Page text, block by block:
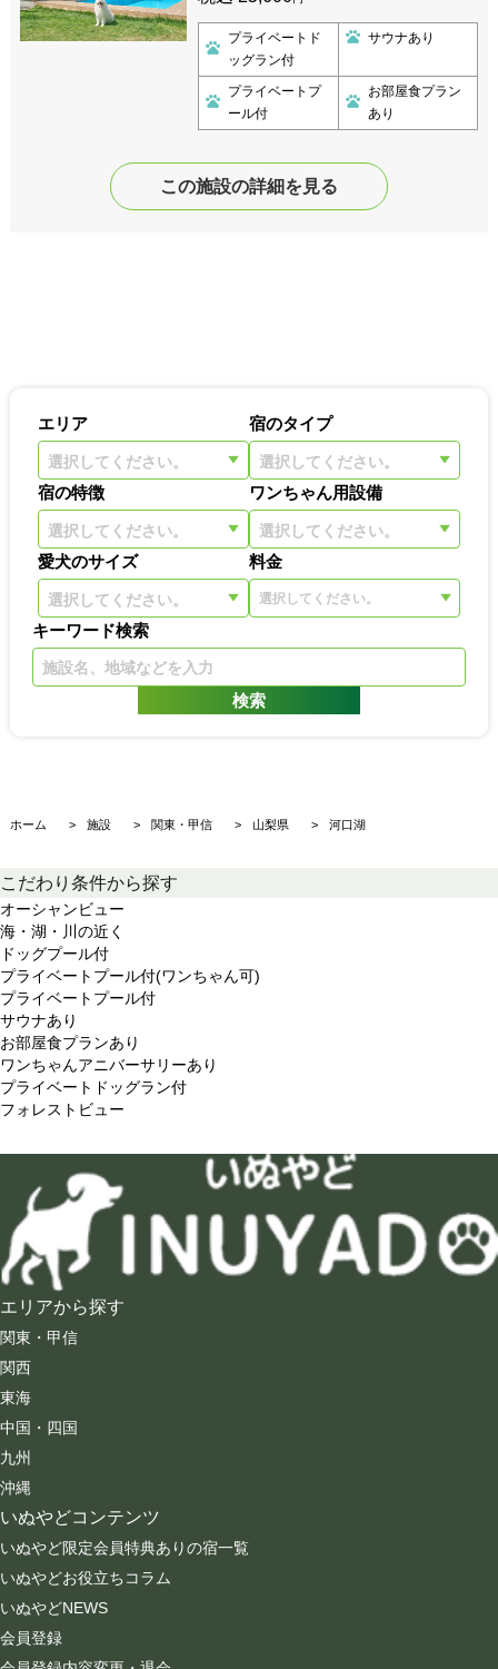
プライベートド
ッグラン付
サウナあり
プライベートプ
ール付
お部屋食プラン
あり
この施設の詳細を見る
エリア
選択してください。
宿のタイプ
選択してください。
宿の特徴
選択してください。
ワンちゃん用設備
選択してください。
愛犬のサイズ
選択してください。
料金
キーワード検索
ホーム 施設 関東・甲信 山梨県 河口湖
こだわり条件から探す
オーシャンビュー
海・湖・川の近く
ドッグプール付
プライベートプール付(ワンちゃん可)
プライベートプール付
サウナあり
お部屋食プランあり
ワンちゃんアニバーサリーあり
プライベートドッグラン付
フォレストビュー
エリアから探す
関東・甲信
関西
東海
中国・四国
九州
沖縄
いぬやどコンテンツ
いぬやど限定会員特典ありの宿一覧
いぬやどお役立ちコラム
いぬやどNEWS
会員登録